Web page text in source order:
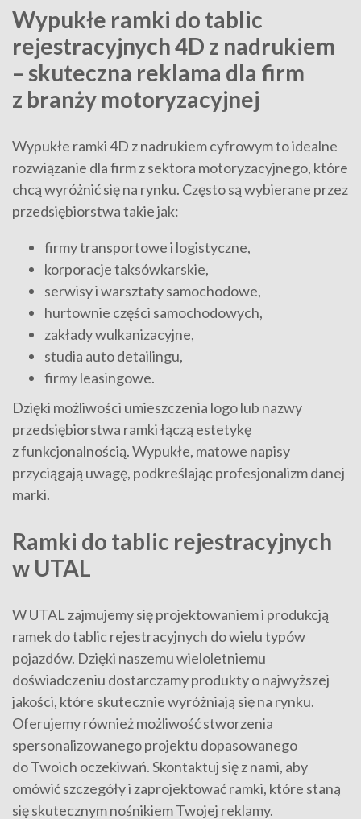
Wypukłe ramki do tablic
rejestracyjnych 4D z nadrukiem
– skuteczna reklama dla firm
z branży motoryzacyjnej
Wypukłe ramki 4D z nadrukiem cyfrowym to idealne
rozwiązanie dla firm z sektora motoryzacyjnego, które
chcą wyróżnić się na rynku. Często są wybierane przez
przedsiębiorstwa takie jak:
firmy transportowe i logistyczne,
korporacje taksówkarskie,
serwisy i warsztaty samochodowe,
hurtownie części samochodowych,
zakłady wulkanizacyjne,
studia auto detailingu,
firmy leasingowe.
Dzięki możliwości umieszczenia logo lub nazwy
przedsiębiorstwa ramki łączą estetykę
z funkcjonalnością. Wypukłe, matowe napisy
przyciągają uwagę, podkreślając profesjonalizm danej
marki.
Ramki do tablic rejestracyjnych
w UTAL
W UTAL zajmujemy się projektowaniem i produkcją
ramek do tablic rejestracyjnych do wielu typów
pojazdów. Dzięki naszemu wieloletniemu
doświadczeniu dostarczamy produkty o najwyższej
jakości, które skutecznie wyróżniają się na rynku.
Oferujemy również możliwość stworzenia
spersonalizowanego projektu dopasowanego
do Twoich oczekiwań. Skontaktuj się z nami, aby
omówić szczegóły i zaprojektować ramki, które staną
się skutecznym nośnikiem Twojej reklamy.